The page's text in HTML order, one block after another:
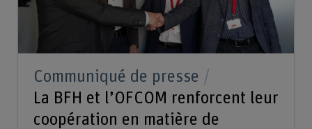
Communiqué de presse
La BFH et l’OFCOM renforcent leur
coopération en matière de